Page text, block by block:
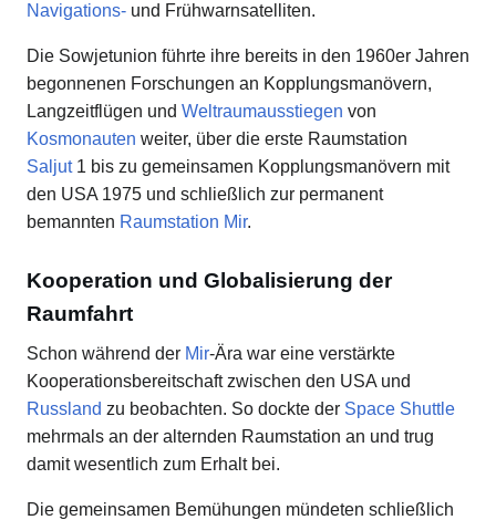
Navigations- und Frühwarnsatelliten.
Die Sowjetunion führte ihre bereits in den 1960er Jahren
begonnenen Forschungen an Kopplungsmanövern,
Langzeitflügen und Weltraumausstiegen von
Kosmonauten weiter, über die erste Raumstation
Saljut1 bis zu gemeinsamen Kopplungsmanövern mit
den USA 1975 und schließlich zur permanent
bemannten Raumstation Mir.
Kooperation und Globalisierung der
Raumfahrt
Schon während der Mir-Ära war eine verstärkte
Kooperationsbereitschaft zwischen den USA und
Russland zu beobachten. So dockte der Space Shuttle
mehrmals an der alternden Raumstation an und trug
damit wesentlich zum Erhalt bei.
Die gemeinsamen Bemühungen mündeten schließlich